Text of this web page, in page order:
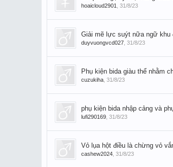
hoaicloud2901 31/8/23
Giải mẽ lực suýt nữa ngữ khu
duyvuongvcd027 31/8/23
Phụ kiện bida giàu thể nhằm
cuzukiha 31/8/23
phụ kiện bida nhập cảng và
lufi290169 31/8/23
Vỏ lụa hột điều là chừng vỏ
cashew2024 31/8/23